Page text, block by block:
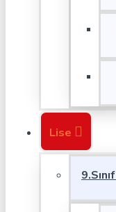
Lise
9.Sınıf